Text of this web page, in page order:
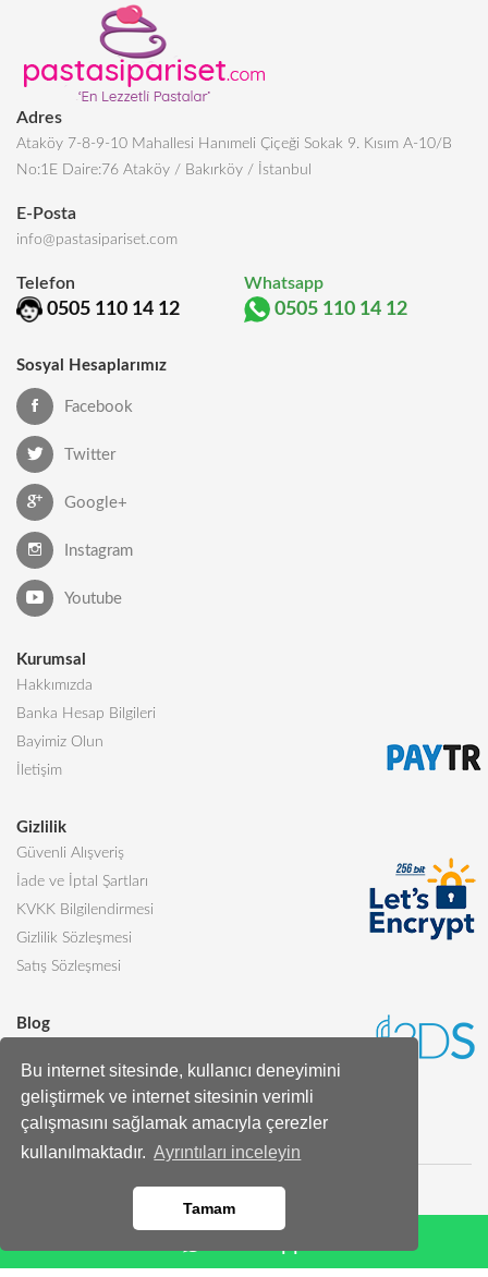
Bu internet sitesinde, kullanıcı deneyimini
geliştirmek ve internet sitesinin verimli
çalışmasını sağlamak amacıyla çerezler
kullanılmaktadır. Ayrıntıları inceleyin
Tamam
Adres
Ataköy 7-8-9-10 Mahallesi Hanımeli Çiçeği Sokak 9. Kısım A-10/B
No:1E Daire:76 Ataköy / Bakırköy / İstanbul
E-Posta
info@pastasipariset.com
Telefon
0505 110 14 12
Whatsapp
0505 110 14 12
Sosyal Hesaplarımız
Facebook
Twitter
Google+
Instagram
Youtube
Kurumsal
Hakkımızda
Banka Hesap Bilgileri
Bayimiz Olun
İletişim
Gizlilik
Güvenli Alışveriş
İade ve İptal Şartları
KVKK Bilgilendirmesi
Gizlilik Sözleşmesi
Satış Sözleşmesi
Blog
Butik Pasta Nedir?
Tüm Blog Yazıları